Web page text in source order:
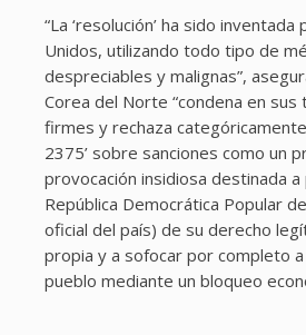
“La ‘resolución’ ha sido
Unidos, utilizando todo tipo de
despreciables y malignas”,
Corea del Norte “condena en sus
firmes y rechaza categóricamente
2375’ sobre sanciones como un
provocación insidiosa destinada a
República Democrática Popular
oficial del país) de su derecho
propia y a sofocar por completo
pueblo mediante un bloqueo